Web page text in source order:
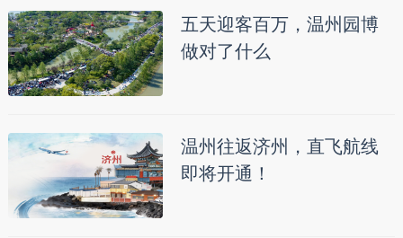
五天迎客百万，温州园博
做对了什么
温州往返济州，直飞航线
即将开通！